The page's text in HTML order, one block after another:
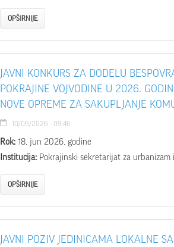
OPŠIRNIJE
JAVNI KONKURS ZA DODELU
POKRAJINE VOJVODINE U 2026.
NOVE OPREME ZA SAKUPLJANJE
10/06/2026 - 09:46
Rok: 18. jun 2026. godine
Institucija: Pokrajinski sekretarijat za
OPŠIRNIJE
JAVNI POZIV JEDINICAMA LOKALNE